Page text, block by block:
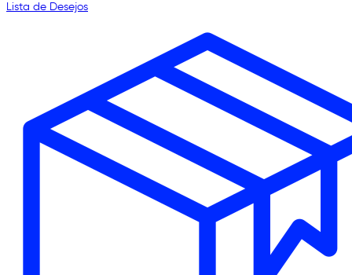
Lista de Desejos